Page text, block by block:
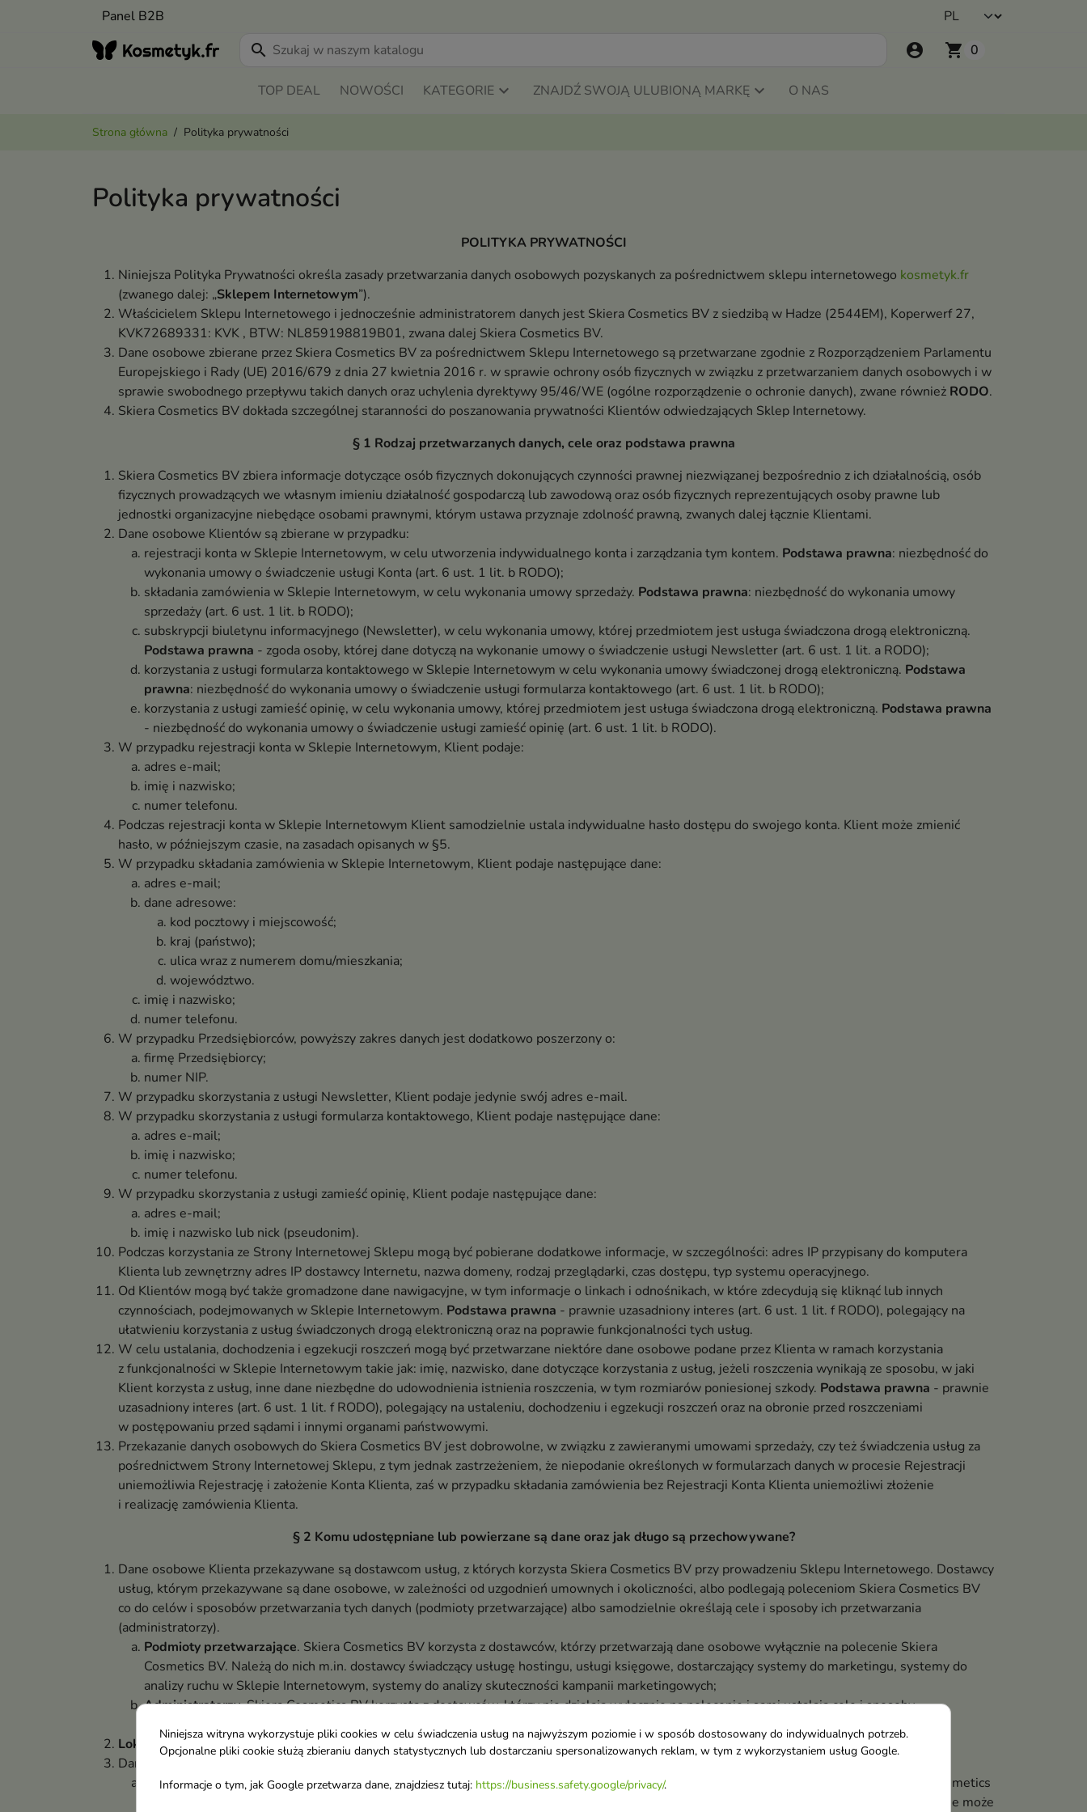
Panel B2B
search account_circle shopping_cart 0
TOP DEAL NOWOŚCI KATEGORIE ZNAJDŹ SWOJĄ ULUBIONĄ MARKĘ O NAS
Strona główna Polityka prywatności
Polityka prywatności
POLITYKA PRYWATNOŚCI
Niniejsza Polityka Prywatności określa zasady przetwarzania danych osobowych pozyskanych za pośrednictwem sklepu internetowego kosmetyk.fr
(zwanego dalej: „Sklepem Internetowym”).
Właścicielem Sklepu Internetowego i jednocześnie administratorem danych jest Skiera Cosmetics BV z siedzibą w Hadze (2544EM), Koperwerf 27,
KVK72689331: KVK , BTW: NL859198819B01, zwana dalej Skiera Cosmetics BV.
Dane osobowe zbierane przez Skiera Cosmetics BV za pośrednictwem Sklepu Internetowego są przetwarzane zgodnie z Rozporządzeniem Parlamentu
Europejskiego i Rady (UE) 2016/679 z dnia 27 kwietnia 2016 r. w sprawie ochrony osób fizycznych w związku z przetwarzaniem danych osobowych i w
sprawie swobodnego przepływu takich danych oraz uchylenia dyrektywy 95/46/WE (ogólne rozporządzenie o ochronie danych), zwane również RODO.
Skiera Cosmetics BV dokłada szczególnej staranności do poszanowania prywatności Klientów odwiedzających Sklep Internetowy.
§ 1 Rodzaj przetwarzanych danych, cele oraz podstawa prawna
Skiera Cosmetics BV zbiera informacje dotyczące osób fizycznych dokonujących czynności prawnej niezwiązanej bezpośrednio z ich działalnością, osób
fizycznych prowadzących we własnym imieniu działalność gospodarczą lub zawodową oraz osób fizycznych reprezentujących osoby prawne lub
jednostki organizacyjne niebędące osobami prawnymi, którym ustawa przyznaje zdolność prawną, zwanych dalej łącznie Klientami.
Dane osobowe Klientów są zbierane w przypadku:
rejestracji konta w Sklepie Internetowym, w celu utworzenia indywidualnego konta i zarządzania tym kontem. Podstawa prawna: niezbędność do
wykonania umowy o świadczenie usługi Konta (art. 6 ust. 1 lit. b RODO);
składania zamówienia w Sklepie Internetowym, w celu wykonania umowy sprzedaży. Podstawa prawna: niezbędność do wykonania umowy
sprzedaży (art. 6 ust. 1 lit. b RODO);
subskrypcji biuletynu informacyjnego (Newsletter), w celu wykonania umowy, której przedmiotem jest usługa świadczona drogą elektroniczną.
Podstawa prawna - zgoda osoby, której dane dotyczą na wykonanie umowy o świadczenie usługi Newsletter (art. 6 ust. 1 lit. a RODO);
korzystania z usługi formularza kontaktowego w Sklepie Internetowym w celu wykonania umowy świadczonej drogą elektroniczną. Podstawa
prawna: niezbędność do wykonania umowy o świadczenie usługi formularza kontaktowego (art. 6 ust. 1 lit. b RODO);
korzystania z usługi zamieść opinię, w celu wykonania umowy, której przedmiotem jest usługa świadczona drogą elektroniczną. Podstawa prawna
- niezbędność do wykonania umowy o świadczenie usługi zamieść opinię (art. 6 ust. 1 lit. b RODO).
W przypadku rejestracji konta w Sklepie Internetowym, Klient podaje:
adres e-mail;
imię i nazwisko;
numer telefonu.
Podczas rejestracji konta w Sklepie Internetowym Klient samodzielnie ustala indywidualne hasło dostępu do swojego konta. Klient może zmienić
hasło, w późniejszym czasie, na zasadach opisanych w §5.
W przypadku składania zamówienia w Sklepie Internetowym, Klient podaje następujące dane:
adres e-mail;
dane adresowe:
kod pocztowy i miejscowość;
kraj (państwo);
ulica wraz z numerem domu/mieszkania;
województwo.
imię i nazwisko;
numer telefonu.
W przypadku Przedsiębiorców, powyższy zakres danych jest dodatkowo poszerzony o:
firmę Przedsiębiorcy;
numer NIP.
W przypadku skorzystania z usługi Newsletter, Klient podaje jedynie swój adres e-mail.
W przypadku skorzystania z usługi formularza kontaktowego, Klient podaje następujące dane:
adres e-mail;
imię i nazwisko;
numer telefonu.
W przypadku skorzystania z usługi zamieść opinię, Klient podaje następujące dane:
adres e-mail;
imię i nazwisko lub nick (pseudonim).
Podczas korzystania ze Strony Internetowej Sklepu mogą być pobierane dodatkowe informacje, w szczególności: adres IP przypisany do komputera
Klienta lub zewnętrzny adres IP dostawcy Internetu, nazwa domeny, rodzaj przeglądarki, czas dostępu, typ systemu operacyjnego.
Od Klientów mogą być także gromadzone dane nawigacyjne, w tym informacje o linkach i odnośnikach, w które zdecydują się kliknąć lub innych
czynnościach, podejmowanych w Sklepie Internetowym. Podstawa prawna - prawnie uzasadniony interes (art. 6 ust. 1 lit. f RODO), polegający na
ułatwieniu korzystania z usług świadczonych drogą elektroniczną oraz na poprawie funkcjonalności tych usług.
W celu ustalania, dochodzenia i egzekucji roszczeń mogą być przetwarzane niektóre dane osobowe podane przez Klienta w ramach korzystania
z funkcjonalności w Sklepie Internetowym takie jak: imię, nazwisko, dane dotyczące korzystania z usług, jeżeli roszczenia wynikają ze sposobu, w jaki
Klient korzysta z usług, inne dane niezbędne do udowodnienia istnienia roszczenia, w tym rozmiarów poniesionej szkody. Podstawa prawna - prawnie
uzasadniony interes (art. 6 ust. 1 lit. f RODO), polegający na ustaleniu, dochodzeniu i egzekucji roszczeń oraz na obronie przed roszczeniami
w postępowaniu przed sądami i innymi organami państwowymi.
Przekazanie danych osobowych do Skiera Cosmetics BV jest dobrowolne, w związku z zawieranymi umowami sprzedaży, czy też świadczenia usług za
pośrednictwem Strony Internetowej Sklepu, z tym jednak zastrzeżeniem, że niepodanie określonych w formularzach danych w procesie Rejestracji
uniemożliwia Rejestrację i założenie Konta Klienta, zaś w przypadku składania zamówienia bez Rejestracji Konta Klienta uniemożliwi złożenie
i realizację zamówienia Klienta.
§ 2 Komu udostępniane lub powierzane są dane oraz jak długo są przechowywane?
Dane osobowe Klienta przekazywane są dostawcom usług, z których korzysta Skiera Cosmetics BV przy prowadzeniu Sklepu Internetowego. Dostawcy
usług, którym przekazywane są dane osobowe, w zależności od uzgodnień umownych i okoliczności, albo podlegają poleceniom Skiera Cosmetics BV
co do celów i sposobów przetwarzania tych danych (podmioty przetwarzające) albo samodzielnie określają cele i sposoby ich przetwarzania
(administratorzy).
Podmioty przetwarzające. Skiera Cosmetics BV korzysta z dostawców, którzy przetwarzają dane osobowe wyłącznie na polecenie Skiera
Cosmetics BV. Należą do nich m.in. dostawcy świadczący usługę hostingu, usługi księgowe, dostarczający systemy do marketingu, systemy do
analizy ruchu w Sklepie Internetowym, systemy do analizy skuteczności kampanii marketingowych;
Administratorzy. Skiera Cosmetics BV korzysta z dostawców, którzy nie działają wyłącznie na polecenie i sami ustalają cele i sposoby
wykorzystania danych osobowych Klientów. Świadczą oni usługi płatności elektronicznych oraz bankowe.
Lokalizacja. Dostawcy usług mają siedziby w Polsce i w innych krajach Europejskiego Obszaru Gospodarczego (EOG).
Dane osobowe Klientów przechowywane są:
W przypadku, gdy podstawą przetwarzania danych osobowych jest zgoda wówczas dane osobowe Klienta przetwarzane są przez Skiera Cosmetics
BV tak długo, aż zgoda nie zostanie odwołana, a po odwołaniu zgody przez okres czasu odpowiadający okresowi przedawnienia roszczeń jakie może
Niniejsza witryna wykorzystuje pliki cookies w celu świadczenia usług na najwyższym poziomie i w sposób dostosowany do indywidualnych potrzeb.
Opcjonalne pliki cookie służą zbieraniu danych statystycznych lub dostarczaniu spersonalizowanych reklam, w tym z wykorzystaniem usług Google.
Informacje o tym, jak Google przetwarza dane, znajdziesz tutaj: https://business.safety.google/privacy/.